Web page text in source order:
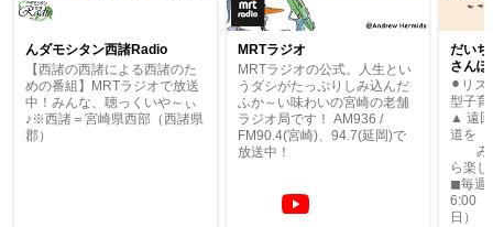
んダモシタン西諸Radio
【西諸の西諸による西諸のた
めの番組】MRTラジオで放送
中！みんな、聴っくいや～ぃ
♪※西諸＝宮崎県西部（西諸県
郡）
MRTラジオ
MRTラジオの公式。人生とい
うダシがたっぷりしみ込んだ
ふか～い味わいの宮崎の老舗
ラジオ局です！ AM936 /
FM90.4(宮崎)、94.7(延岡)で
放送中！
だいち
さんぽ
⚫︎リ
型子育
▲ 遠
道を
みん
ら楽
◼︎毎週
6:00（
日）